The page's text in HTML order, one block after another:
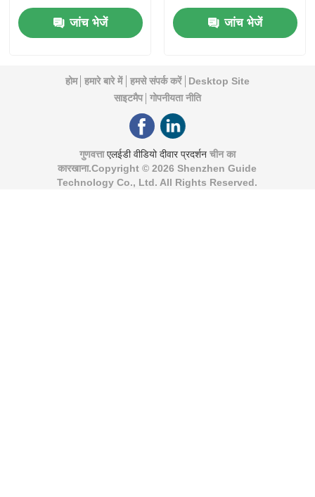
रिडंडेंसी है
जांच भेजें
वॉल
जांच भेजें
होम हमारे बारे में हमसे संपर्क करें
Desktop Site
साइटमैप
गोपनीयता नीति
गुणवत्ताएलईडी वीडियो दीवार प्रदर्शनचीन का
कारखाना.Copyright © 2026 Shenzhen Guide
Technology Co., Ltd. All Rights Reserved.